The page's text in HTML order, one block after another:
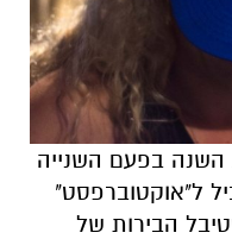
השנה בפעם השנייה
ל"אוקטוברפסט"
הבירות של